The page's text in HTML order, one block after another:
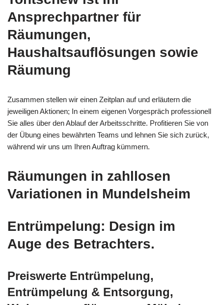
Ansprechpartner für
Räumungen,
Haushaltsauflösungen sowie
Räumung
Zusammen stellen wir einen Zeitplan auf und erläutern die
jeweiligen Aktionen; In einem eigenen Vorgespräch professionell
Sie alles über den Ablauf der Arbeitsschritte. Profitieren Sie von
der Übung eines bewährten Teams und lehnen Sie sich zurück,
während wir uns um Ihren Auftrag kümmern.
Räumungen in zahllosen
Variationen in Mundelsheim
Entrümpelung: Design im
Auge des Betrachters.
Preiswerte Entrümpelung,
Entrümpelung & Entsorgung,